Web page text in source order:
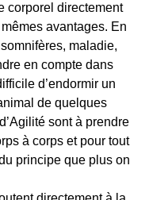
corporel directement
avantages. En
maladie,
en compte dans
d’endormir un
de quelques
sont à prendre
à corps et pour tout
principe que plus on